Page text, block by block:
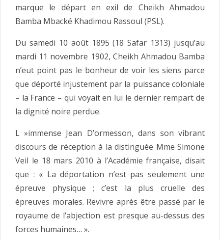
marque le départ en exil de Cheikh Ahmadou
Bamba Mbacké Khadimou Rassoul (PSL).
Du samedi 10 août 1895 (18 Safar 1313) jusqu’au
mardi 11 novembre 1902, Cheikh Ahmadou Bamba
n’eut point pas le bonheur de voir les siens parce
que déporté injustement par la puissance coloniale
– la France – qui voyait en lui le dernier rempart de
la dignité noire perdue.
L »immense Jean D’ormesson, dans son vibrant
discours de réception à la distinguée Mme Simone
Veil le 18 mars 2010 à l’Académie française, disait
que : « La déportation n’est pas seulement une
épreuve physique ; c’est la plus cruelle des
épreuves morales. Revivre après être passé par le
royaume de l’abjection est presque au-dessus des
forces humaines… ».